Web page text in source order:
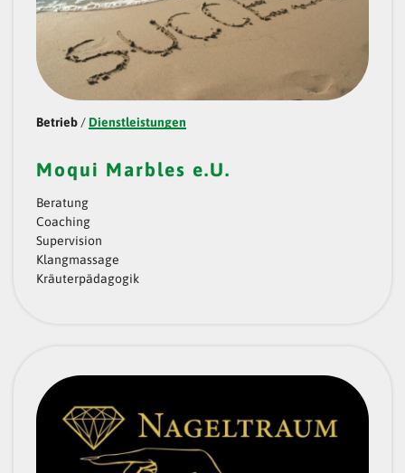
Betrieb / Dienstleistungen
Moqui Marbles e.U.
Beratung
Coaching
Supervision
Klangmassage
Kräuterpädagogik